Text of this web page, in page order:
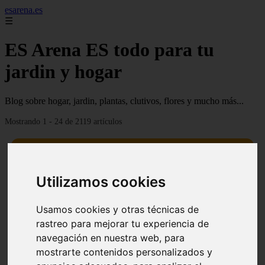
Utilizamos cookies
Usamos cookies y otras técnicas de
rastreo para mejorar tu experiencia de
navegación en nuestra web, para
mostrarte contenidos personalizados y
esarena.es
☰
ES Arena ES todo para tu
jardin y hogar
Blog sobre hogar, jardin, plantas, clutivos, flores y mucho más...
Mostrando 1 - 24 de 2119 artículos
13 mejores árboles resistentes al fuego para un paisaje